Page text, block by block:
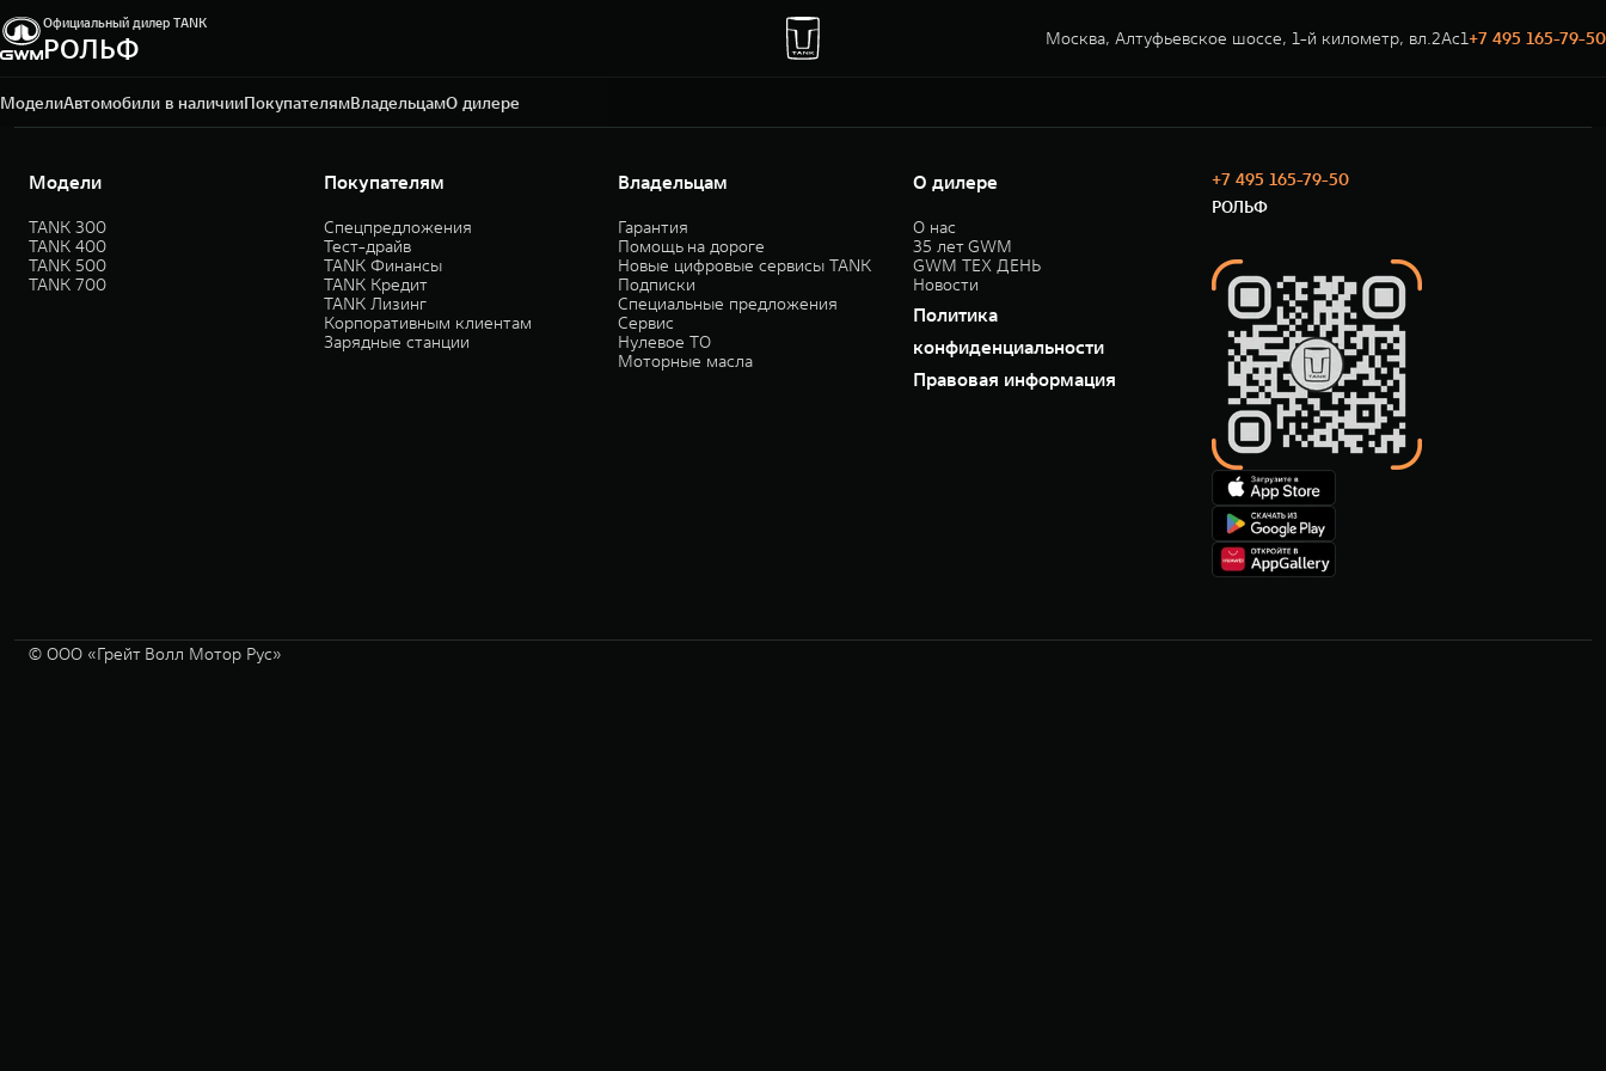
Официальный дилер TANK
РОЛЬФ Москва, Алтуфьевское шоссе, 1-й километр, вл.2Ас1+7 495 165-79-50
МоделиАвтомобили в наличииПокупателямВладельцамО дилере
Москва, Алтуфьевское шоссе, 1-й километр, вл.2Ас1
+7 495 165-79-50
Модели
TANK 300
TANK 400
TANK 500
TANK 700
Покупателям
Спецпредложения
Тест-драйв
TANK Финансы
TANK Кредит
TANK Лизинг
Корпоративным клиентам
Зарядные станции
Владельцам
Гарантия
Помощь на дороге
Новые цифровые сервисы TANK
Подписки
Специальные предложения
Сервис
Нулевое ТО
Моторные масла
О дилере
О нас
35 лет GWM
GWM ТЕХ ДЕНЬ
Новости
Политика
конфиденциальности
Правовая информация
+7 495 165-79-50
РОЛЬФ
© ООО «Грейт Волл Мотор Рус»